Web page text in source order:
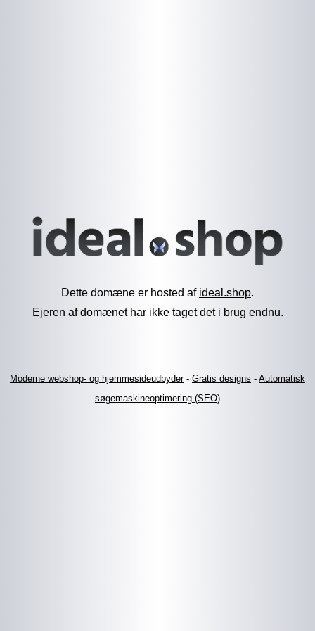
Dette domæne er hosted af ideal.shop.
Ejeren af domænet har ikke taget det i brug endnu.
Moderne webshop- og hjemmesideudbyder- Gratis designs - Automatisk
søgemaskineoptimering (SEO)